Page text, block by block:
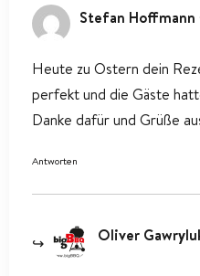
Stefan Hoffmann
Heute zu Ostern dein
perfekt und die Gäste
Danke dafür und Grüße
Antworten
Oliver